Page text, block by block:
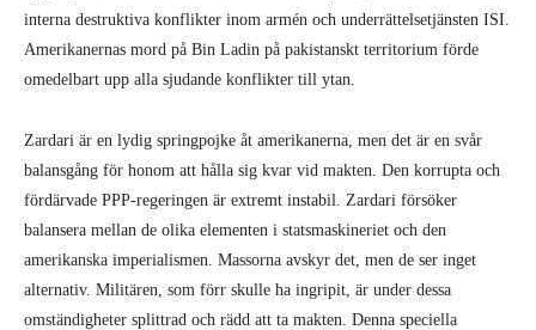
interna destruktiva konflikter inom armén och underrättelsetjänsten ISI.
Amerikanernas mord på Bin Ladin på pakistanskt territorium förde
omedelbart upp alla sjudande konflikter till ytan.
Zardari är en lydig springpojke åt amerikanerna, men det är en svår
balansgång för honom att hålla sig kvar vid makten. Den korrupta och
fördärvade PPP-regeringen är extremt instabil. Zardari försöker
balansera mellan de olika elementen i statsmaskineriet och den
amerikanska imperialismen. Massorna avskyr det, men de ser inget
alternativ. Militären, som förr skulle ha ingripit, är under dessa
omständigheter splittrad och rädd att ta makten. Denna speciella